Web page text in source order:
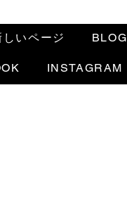
しいページ BLOG
INSTAGRAM